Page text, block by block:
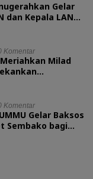
Gelar
dan Kepala LAN
Komentar
Milad
Komentar
Gelar Baksos
Sembako bagi